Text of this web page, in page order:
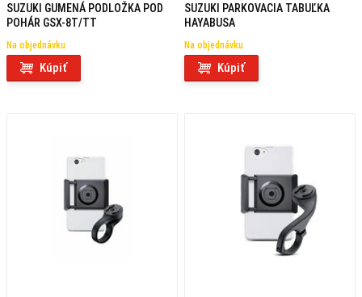
SUZUKI GUMENÁ PODLOŽKA POD
POHÁR GSX-8T/TT
Na objednávku
Kúpiť
SUZUKI PARKOVACIA TABUĽKA
HAYABUSA
Na objednávku
Kúpiť